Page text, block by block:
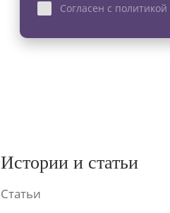
Согласен с политикой
Истории и статьи
Статьи